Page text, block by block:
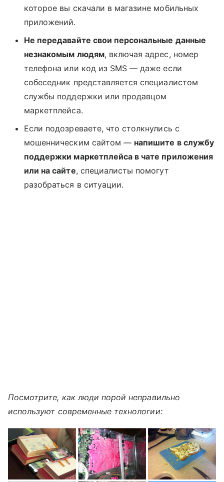
которое вы скачали в магазине мобильных
приложений.
Не передавайте свои персональные данные
незнакомым людям, включая адрес, номер
телефона или код из SMS — даже если
собеседник представляется специалистом
службы поддержки или продавцом
маркетплейса.
Если подозреваете, что столкнулись с
мошенническим сайтом — напишите в службу
поддержки маркетплейса в чате приложения
или на сайте, специалисты помогут
разобраться в ситуации.
Посмотрите, как люди порой неправильно
используют современные технологии: